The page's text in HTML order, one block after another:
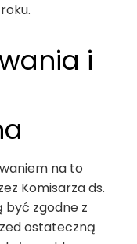
i
na to
Komisarza ds.
być zgodne z
ostateczną